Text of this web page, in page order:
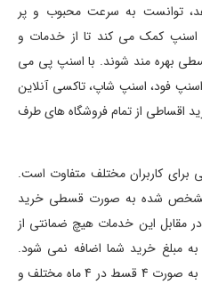
توانست به سرعت محبوب و پر
اسنپ کمک می کند تا از خدمات و
بهره مند شوند. با اسنپ پی می
فود، اسنپ شاپ، تاکسی آنلاین
اقساطی از تمام فروشگاه های طرف
برای کاربران مختلف متفاوت است.
مشخص شده به صورت قسطی خرید
مقابل این خدمات هیچ ضمانتی از
مبلغ خرید شما اضافه نمی شود.
همچنین، پرداخت قسطی می توانید به صورت 4 قسط در 4 ماه مختلف و